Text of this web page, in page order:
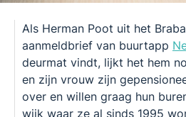
Als Herman Poot uit het
aanmeldbrief van buurtapp
deurmat vindt, lijkt het hem
en zijn vrouw zijn
over en willen graag hun
wijk waar ze al sinds 1995